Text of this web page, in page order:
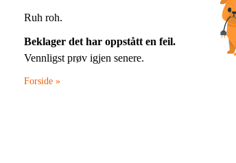
Ruh roh.
Beklager det har oppstått en feil.
Vennligst prøv igjen senere.
Forside »